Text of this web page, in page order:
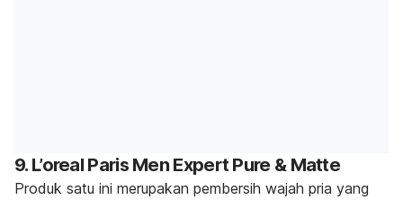
9. L’oreal Paris Men Expert Pure & Matte
Produk satu ini merupakan pembersih wajah pria yang